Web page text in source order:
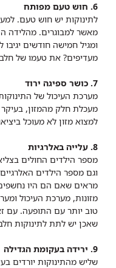
6. חוש טעם מפותח
לתינוקות יש חוש טעם.
מאשר למבוגרים. מהלידה
ומגיל חמישה חודשים
מעדיפים? את טעמו של
7. כושר ספיגה ירוד
מערכת העיכול של
מעכלת חלק מהמזון, בעיקר
למצוא מזון לא מעוכל
8. עלייה באלרגיות
מספר הילדים החולים
וגם מספר הילדים
מראים שאם הם היו נחשפים
מזונות, מערכת העיכול
טוב יותר עם התופעה. עם
שאכן יש לתת לתינוקות
9. ירידה בעקומת הגדילה
שליש מהתינוקות יורדים